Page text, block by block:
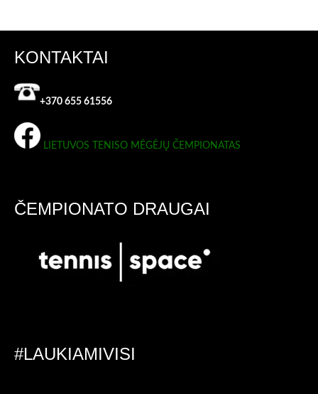
KONTAKTAI
+370 655 61556
LIETUVOS TENISO MĖGĖJŲ ČEMPIONATAS
ČEMPIONATO DRAUGAI
#LAUKIAMIVISI